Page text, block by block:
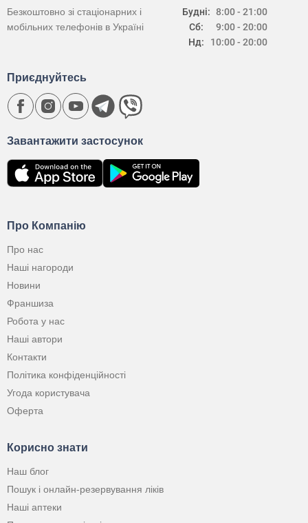
Будні:
Сб:
Нд:
8:00 - 21:00
9:00 - 20:00
10:00 - 20:00
Безкоштовно зі стаціонарних і
мобільних телефонів в Україні
Про Компанію
Про нас
Наші нагороди
Новини
Франшиза
Робота у нас
Наші автори
Контакти
Політика конфіденційності
Угода користувача
Оферта
Корисно знати
Наш блог
Пошук і онлайн-резервування ліків
Наші аптеки
Завантажити застосунок
Приєднуйтесь